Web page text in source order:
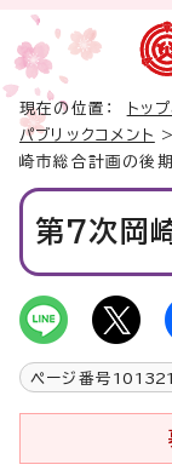
現在の位置： トッ
パブリックコメント
崎市総合計画の後
第7次岡
ページ番号